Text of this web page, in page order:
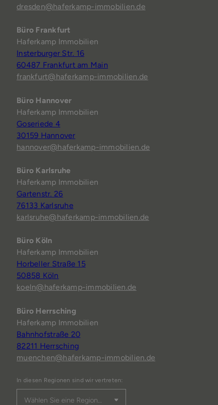
dresden@haferkamp-immobilien.de
Büro Frankfurt
Haferkamp Immobilien
Insterburger Str. 16
60487 Frankfurt am Main
frankfurt@haferkamp-immobilien.de
Büro Hannover
Haferkamp Immobilien
Goseriede 4
30159 Hannover
hannover@haferkamp-immobilien.de
Büro Karlsruhe
Haferkamp Immobilien
Gartenstr. 26
76133 Karlsruhe
karlsruhe@haferkamp-immobilien.de
Büro Köln
Haferkamp Immobilien
Horbeller Straße 15
50858 Köln
koeln@haferkamp-immobilien.de
Büro Herrsching
Haferkamp Immobilien
Bahnhofstraße 20
82211 Herrsching
muenchen@haferkamp-immobilien.de
In diesen Regionen sind wir vertreten: